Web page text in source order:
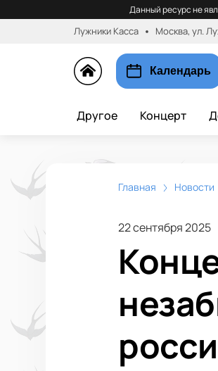
Данный ресурс не
Лужники Касса Москва, ул.
Календарь
Другое Концерт
Главная Новости
22 сентября 2025